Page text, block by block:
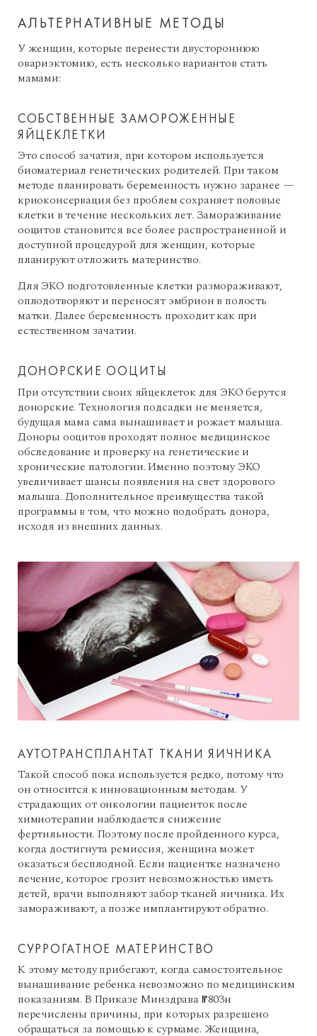
АЛЬТЕРНАТИВНЫЕ МЕТОДЫ
У женщин, которые перенести двустороннюю
овариэктомию, есть несколько вариантов стать
мамами:
СОБСТВЕННЫЕ ЗАМОРОЖЕННЫЕ
ЯЙЦЕКЛЕТКИ
Это способ зачатия, при котором используется
биоматериал генетических родителей. При таком
методе планировать беременность нужно заранее —
криоконсервация без проблем сохраняет половые
клетки в течение нескольких лет. Замораживание
ооцитов становится все более распространенной и
доступной процедурой для женщин, которые
планируют отложить материнство.
Для ЭКО подготовленные клетки размораживают,
оплодотворяют и переносят эмбрион в полость
матки. Далее беременность проходит как при
естественном зачатии.
ДОНОРСКИЕ ООЦИТЫ
При отсутствии своих яйцеклеток для ЭКО берутся
донорские. Технология подсадки не меняется,
будущая мама сама вынашивает и рожает малыша.
Доноры ооцитов проходят полное медицинское
обследование и проверку на генетические и
хронические патологии. Именно поэтому ЭКО
увеличивает шансы появления на свет здорового
малыша. Дополнительное преимущества такой
программы в том, что можно подобрать донора,
исходя из внешних данных.
АУТОТРАНСПЛАНТАТ ТКАНИ ЯИЧНИКА
Такой способ пока используется редко, потому что
он относится к инновационным методам. У
страдающих от онкологии пациенток после
химиотерапии наблюдается снижение
фертильности. Поэтому после пройденного курса,
когда достигнута ремиссия, женщина может
оказаться бесплодной. Если пациентке назначено
лечение, которое грозит невозможностью иметь
детей, врачи выполняют забор тканей яичника. Их
замораживают, а позже имплантируют обратно.
СУРРОГАТНОЕ МАТЕРИНСТВО
К этому методу прибегают, когда самостоятельное
вынашивание ребенка невозможно по медицинским
показаниям. В Приказе Минздрава №803н
перечислены причины, при которых разрешено
обращаться за помощью к сурмаме. Женщина,